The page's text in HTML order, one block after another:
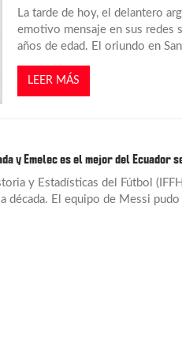
La tarde de hoy, el delantero
emotivo mensaje en sus redes
años de edad. El oriundo en
LEER MÁS
y Emelec es el mejor del Ecuador
y Estadísticas del Fútbol
década. El equipo de Messi